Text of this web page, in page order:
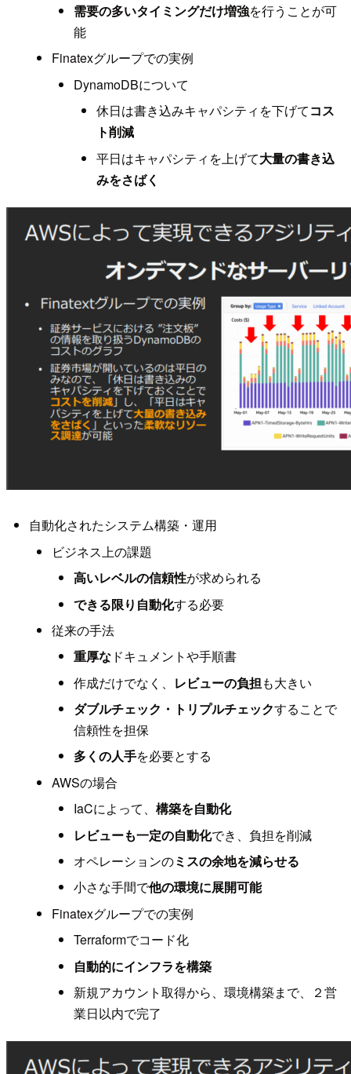
需要の多いタイミングだけ増強を行うことが可
能
Finatexグループでの実例
DynamoDBについて
休日は書き込みキャパシティを下げてコス
ト削減
平日はキャパシティを上げて大量の書き込
みをさばく
自動化されたシステム構築・運用
ビジネス上の課題
高いレベルの信頼性が求められる
できる限り自動化する必要
従来の手法
重厚な ドキュメントや手順書
作成だけでなく、 レビューの負担も大きい
ダブルチェック・トリプルチェックすることで
信頼性を担保
多くの人手を必要とする
AWSの場合
IaCによって、構築を自動化
レビューも一定の自動化でき、負担を削減
オペレーションのミスの余地を減らせる
小さな手間で他の環境に展開可能
Finatexグループでの実例
Terraformでコード化
自動的にインフラを構築
新規アカウント取得から、環境構築まで、２営
業日以内で完了